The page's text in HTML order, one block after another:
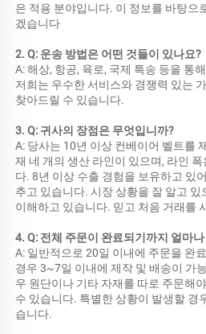
은 적용 분야입니다. 이 정보를 바탕으
겠습니다
2. Q: 운송 방법은 어떤 것들이 있나요?
A: 해상, 항공, 육로, 국제 특송 등을 통
저희는 우수한 서비스와 경쟁력 있는
찾아드릴 수 있습니다.
3. Q: 귀사의 장점은 무엇입니까?
A: 당사는 10년 이상 컨베이어 벨트를
재 네 개의 생산 라인이 있으며, 라인
다. 8년 이상 수출 경험을 보유하고 있
추고 있습니다. 시장 상황을 잘 알고
이해하고 있습니다. 믿고 처음 거래를
4. Q: 전체 주문이 완료되기까지 얼마
A: 일반적으로 20일 이내에 주문을 완
경우 3~7일 이내에 제작 및 배송이 가
우 원단이나 기타 자재를 따로 주문해
수 있습니다. 특별한 상황이 발생할 경
습니다.